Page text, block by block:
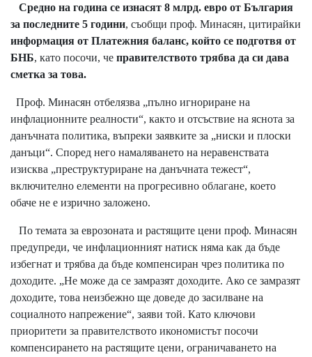
Средно на година се изнасят 8 млрд. евро от България
за последните 5 години, съобщи проф. Минасян, цитирайки
информация от Платежния баланс, който се подготвя от
БНБ, като посочи, че правителството трябва да си дава
сметка за това.
Проф. Минасян отбелязва „пълно игнориране на
инфлационните реалности“, както и отсъствие на яснота за
данъчната политика, въпреки заявките за „ниски и плоски
данъци“. Според него намаляването на неравенствата
изисква „преструктуриране на данъчната тежест“,
включително елементи на прогресивно облагане, което
обаче не е изрично заложено.
По темата за еврозоната и растящите цени проф. Минасян
предупреди, че инфлационният натиск няма как да бъде
избегнат и трябва да бъде компенсиран чрез политика по
доходите. „Не може да се замразят доходите. Ако се замразят
доходите, това неизбежно ще доведе до засилване на
социалното напрежение“, заяви той. Като ключови
приоритети за правителството икономистът посочи
компенсирането на растящите цени, ограничаването на